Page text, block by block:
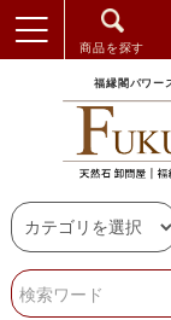
商品を探す
福縁閣パワー